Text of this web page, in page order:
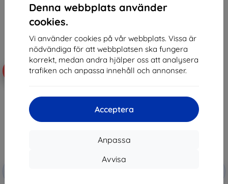
Denna webbplats använder
cookies.
Vi använder cookies på vår webbplats. Vissa är
nödvändiga för att webbplatsen ska fungera
korrekt, medan andra hjälper oss att analysera
trafiken och anpassa innehåll och annonser.
Acceptera
Anpassa
Avvisa
193 kr
-10%